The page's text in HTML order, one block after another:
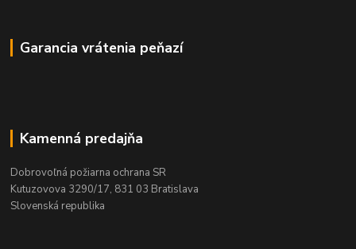
Garancia vrátenia peňazí
Kamenná predajňa
Dobrovoľná požiarna ochrana SR
Kutuzovova 3290/17, 831 03 Bratislava
Slovenská republika